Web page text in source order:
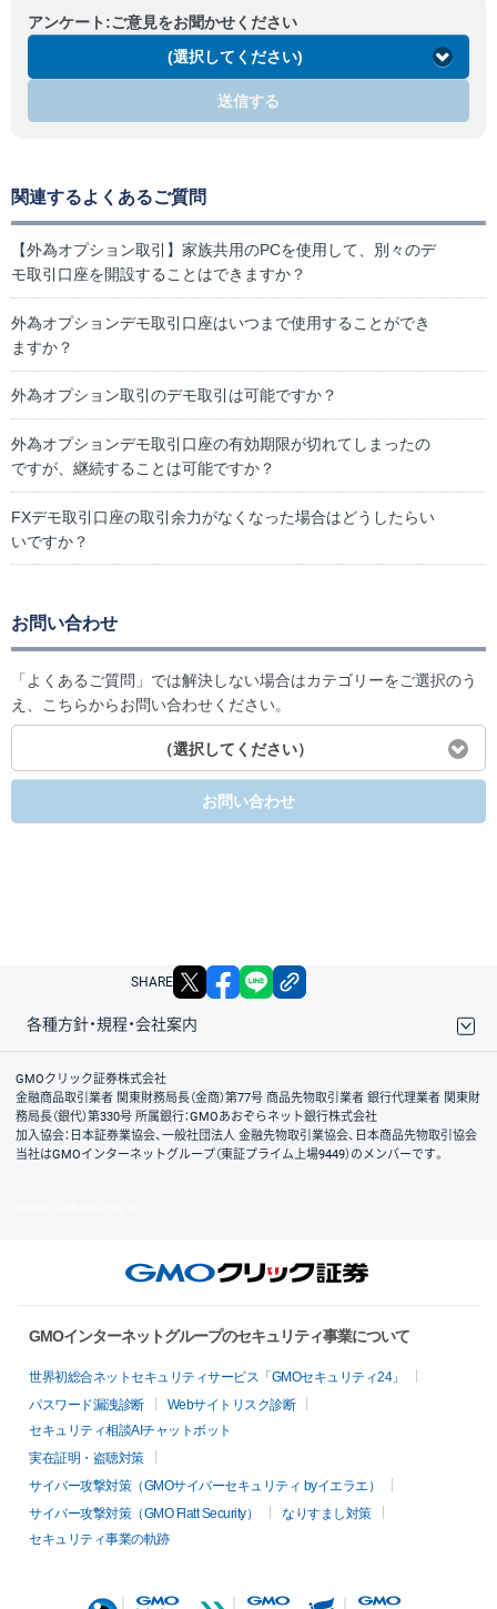
アンケート:ご意見をお聞かせください
(選択してください)
送信する
関連するよくあるご質問
【外為オプション取引】家族共用のPCを使用して、別々のデ
モ取引口座を開設することはできますか？
外為オプションデモ取引口座はいつまで使用することができ
ますか？
外為オプション取引のデモ取引は可能ですか？
外為オプションデモ取引口座の有効期限が切れてしまったの
ですが、継続することは可能ですか？
FXデモ取引口座の取引余力がなくなった場合はどうしたらい
いですか？
お問い合わせ
「よくあるご質問」では解決しない場合はカテゴリーをご選択のう
え、こちらからお問い合わせください。
（選択してください）
お問い合わせ
SHARE X facebook
各種方針・規程・会社案内
取引規程・約款
サイトマップ
その他のご案内
個人情報保護方針
最良執行方針
サイトのご利用について
ディスクレイマー
信託保全
リスク説明
会社案内
GMOクリック証券株式会社
金融商品取引業者 関東財務局長（金商）第77号 商品先物取引業者 銀行代理業者 関東財
務局長（銀代）第330号 所属銀行：GMOあおぞらネット銀行株式会社
加入協会：日本証券業協会、一般社団法人 金融先物取引業協会、日本商品先物取引協会
当社はGMOインターネットグループ（東証プライム上場9449）のメンバーです。
GMOインターネットグループのセキュリティ事業について
世界初総合ネットセキュリティサービス「GMOセキュリティ24」
パスワード漏洩診断
Webサイトリスク診断
セキュリティ相談AIチャットボット
実在証明・盗聴対策
サイバー攻撃対策（GMOサイバーセキュリティ byイエラエ）
サイバー攻撃対策（GMO Flatt Security）
なりすまし対策
セキュリティ事業の軌跡